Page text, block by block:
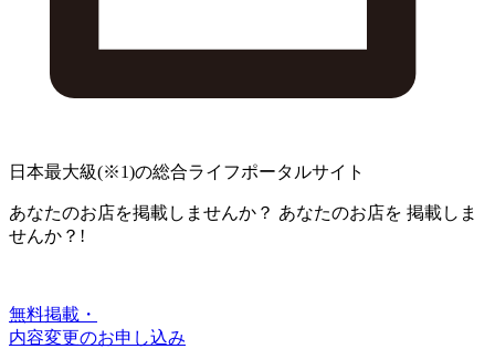
日本最大級(※1)の総合ライフポータルサイト
あなたのお店を掲載しませんか？ あなたのお店を 掲載しま
せんか？!
無料掲載・
内容変更のお申し込み